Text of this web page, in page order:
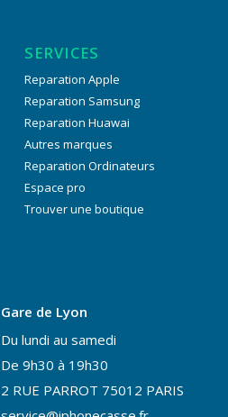
SERVICES
Reparation Apple
Reparation Samsung
Reparation Huawai
Autres marques
Reparation Ordinateurs
Espace pro
Trouver une boutique
Gare de Lyon
Du lundi au samedi
De 9h30 à 19h30
2 RUE PARROT 75012 PARIS